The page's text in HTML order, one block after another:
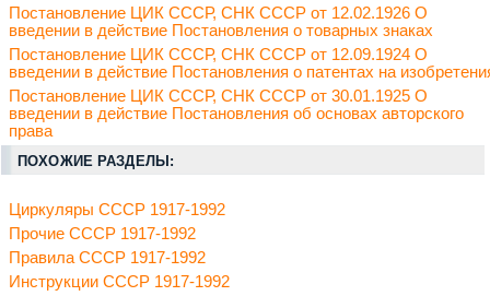
Постановление ЦИК СССР, СНК СССР от 12.02.1926 О
введении в действие Постановления о товарных знаках
Постановление ЦИК СССР, СНК СССР от 12.09.1924 О
введении в действие Постановления о патентах на
Постановление ЦИК СССР, СНК СССР от 30.01.1925 О
введении в действие Постановления об основах авторского
права
ПОХОЖИЕ РАЗДЕЛЫ:
Циркуляры СССР 1917-1992
Прочие СССР 1917-1992
Правила СССР 1917-1992
Инструкции СССР 1917-1992